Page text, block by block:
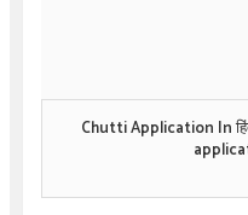
Chutti Application In